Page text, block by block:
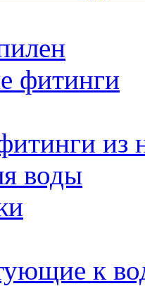
фитинги
из
воды
к